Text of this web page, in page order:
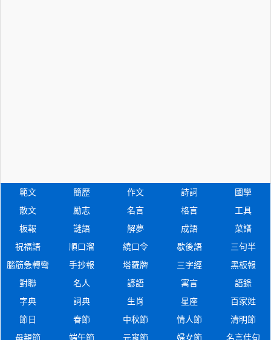
範文 簡歷 作文 詩詞
國學
散文
勵志 名言 格言
工具
板報
謎語 解夢 成語
菜譜
祝福語
順口溜 繞口令 歇後語
三句半
腦筋急轉彎
手抄報 塔羅牌 三字經
黑板報
對聯
名人 諺語 寓言
語錄
字典
詞典 生肖 星座
百家姓
節日
春節 中秋節 情人節
清明節
母親節
端午節 元宵節 婦女節 名言佳句